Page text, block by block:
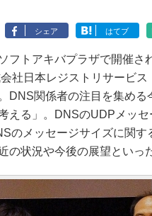
シェア はてブ
フトアキバプラザで開催さ
社日本レジストリサービ
DNS関係者の注目を集め
える」。DNSのUDPメッ
のメッセージサイズに関す
の状況や今後の展望といっ